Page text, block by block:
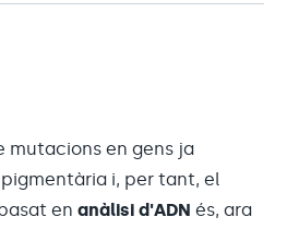
mutacions en gens ja
i, per tant, el
en anàlisi d'ADN és, ara